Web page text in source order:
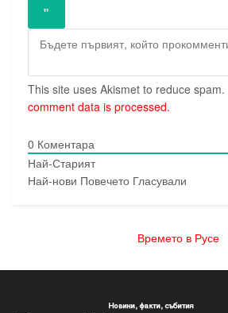
This site uses Akismet to reduce spam.
comment data is processed.
0 Коментара
Най-Старият
Най-нови Повечето Гласували
Времето в Русе